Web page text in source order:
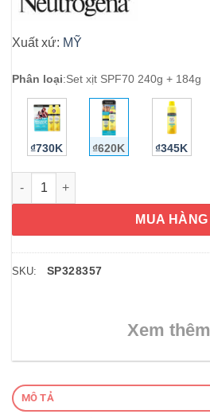
Xuất xứ: MỸ
Phân loại:Set xịt SPF70 240g + 184g
₫730K ₫620K ₫345K
Set 2 xịt chống nắng Neutrogena
MUA HÀNG
SKU: SP328357
Xem
MÔ TẢ